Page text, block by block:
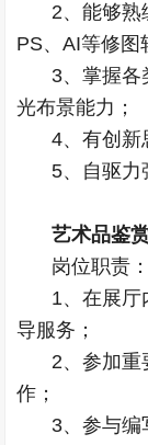
2、能够熟
PS、AI等修图
3、掌握各
光布景能力；
4、有创新
5、自驱力
艺术品鉴
岗位职责：
1、在展厅
导服务；
2、参加重
作；
3、参与编